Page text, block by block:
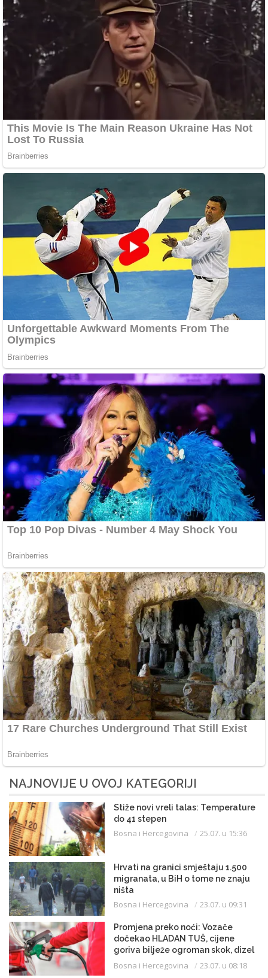
NAJNOVIJE U OVOJ KATEGORIJI
Stiže novi vreli talas: Temperature
do 41 stepen
Bosna i Hercegovina 25.07. u 15:36
Hrvati na granici smještaju 1.500
migranata, u BiH o tome ne znaju
ništa
Bosna i Hercegovina 23.07. u 09:31
Promjena preko noći: Vozače
dočekao HLADAN TUŠ, cijene
goriva bilježe ogroman skok, dizel
uveliko prešao 3,20 KM
Bosna i Hercegovina 23.07. u 08:18